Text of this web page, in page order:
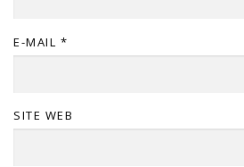
E-MAIL *
SITE WEB